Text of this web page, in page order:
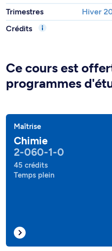
Trimestres
Hiver
Crédits
Ce cours est
programmes
Maîtrise
Chimie
2-060-1-0
45 crédits
Temps plein